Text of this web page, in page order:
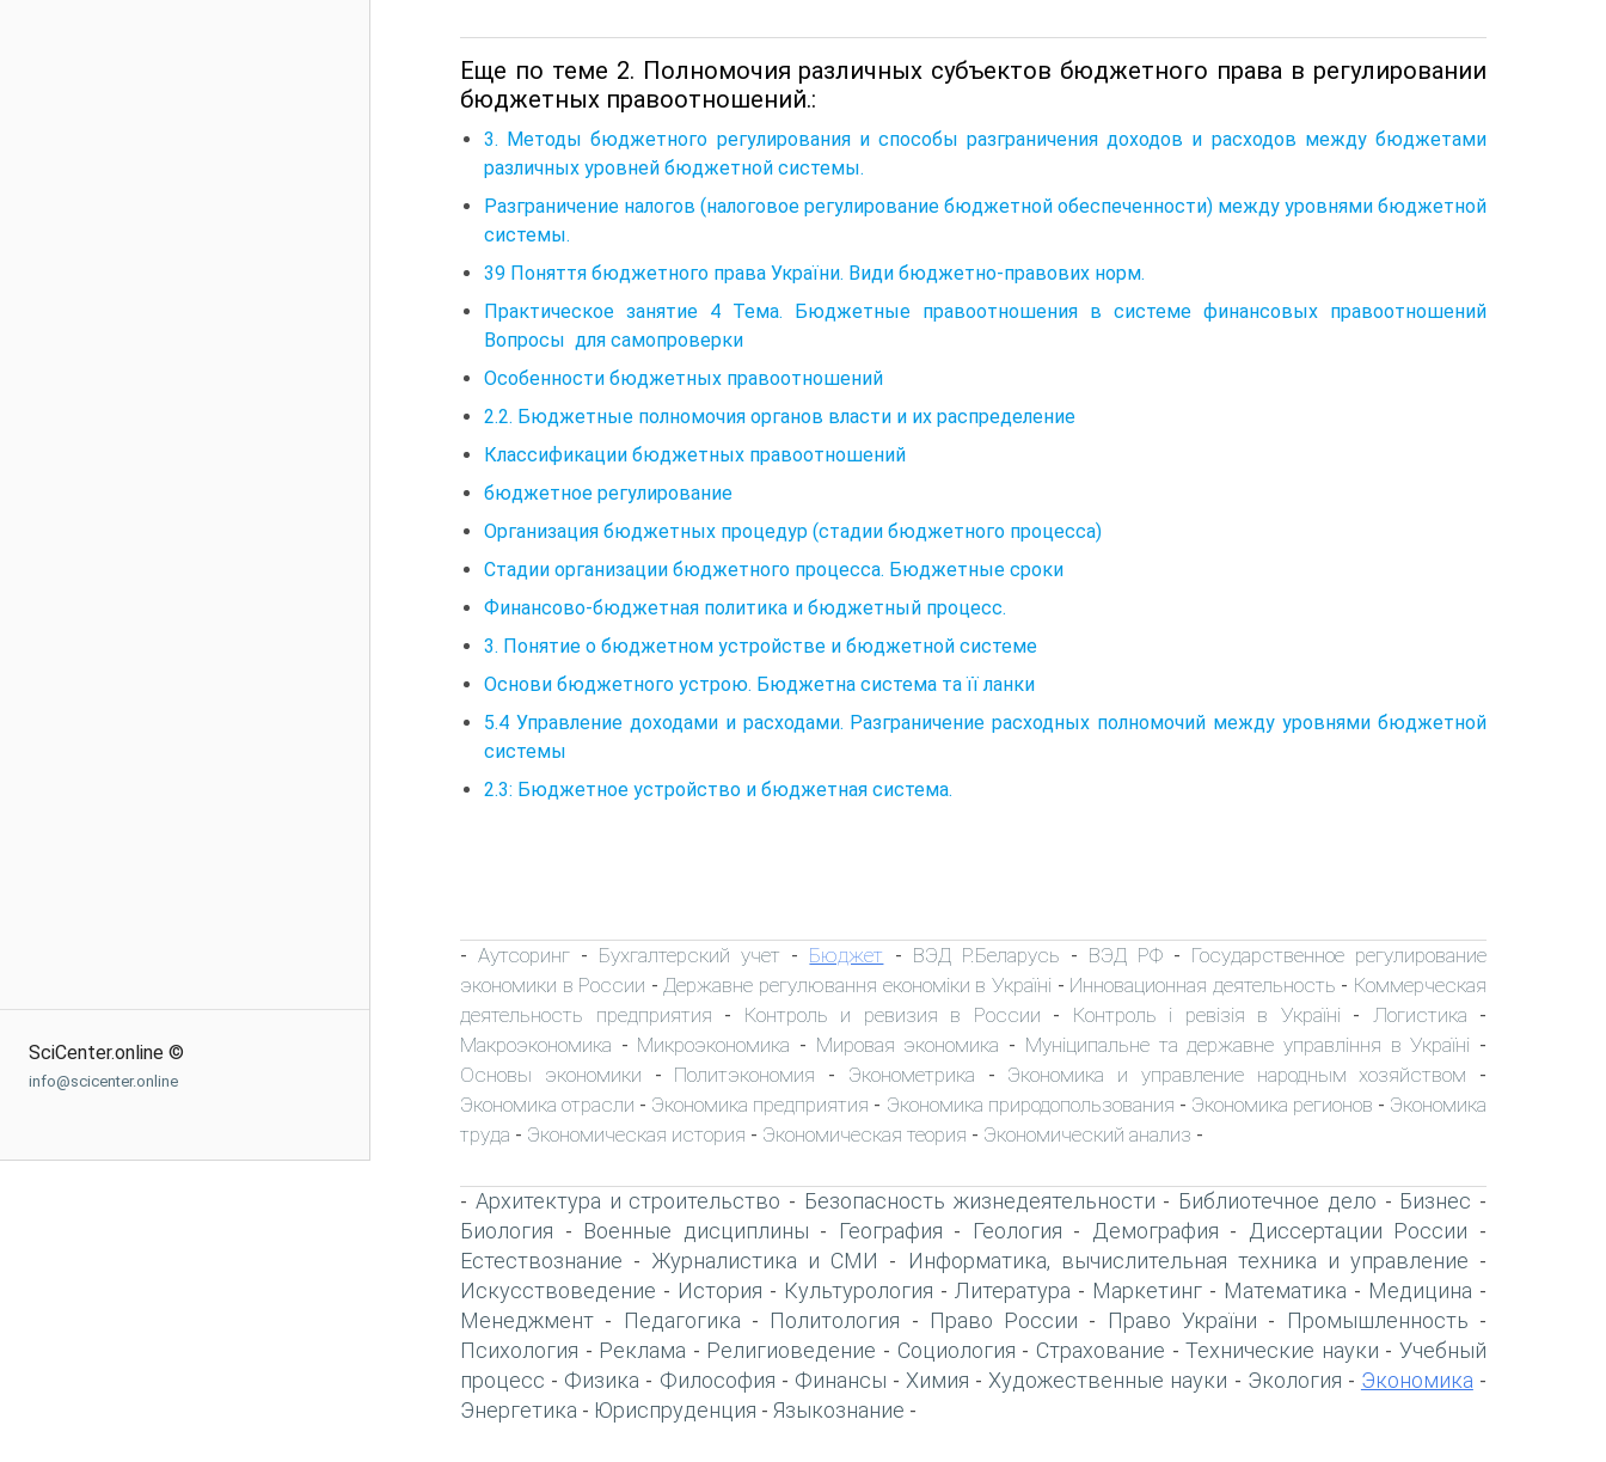
SciCenter.online ©
info@scicenter.online
Еще по теме 2. Полномочия различных субъектов бюджетного права в регулировании
бюджетных правоотношений.:
3. Методы бюджетного регулирования и способы разграничения доходов и расходов между бюджетами
различных уровней бюджетной системы.
Разграничение налогов (налоговое регулирование бюджетной обеспеченности) между уровнями бюджетной
системы.
39 Поняття бюджетного права України. Види бюджетно-правових норм.
Практическое занятие 4 Тема. Бюджетные правоотношения в системе финансовых правоотношений
Вопросы для самопроверки
Особенности бюджетных правоотношений
2.2. Бюджетные полномочия органов власти и их распределение
Классификации бюджетных правоотношений
бюджетное регулирование
Организация бюджетных процедур (стадии бюджетного процесса)
Стадии организации бюджетного процесса. Бюджетные сроки
Финансово-бюджетная политика и бюджетный процесс.
3. Понятие о бюджетном устройстве и бюджетной системе
Основи бюджетного устрою. Бюджетна система та її ланки
5.4 Управление доходами и расходами. Разграничение расходных полномочий между уровнями бюджетной
системы
2.3: Бюджетное устройство и бюджетная система.
-Аутсоринг - Бухгалтерский учет - Бюджет - ВЭД Р.Беларусь - ВЭД РФ- Государственное регулирование
экономики в России - Державне регулювання економіки в Україні - Инновационная деятельность - Коммерческая
деятельность предприятия - Контроль и ревизия в России - Контроль і ревізія в Україні - Логистика -
Макроэкономика - Микроэкономика - Мировая экономика - Муніципальне та державне управління в Україні -
Основы экономики - Политэкономия - Эконометрика - Экономика и управление народным хозяйством -
Экономика отрасли - Экономика предприятия - Экономика природопользования - Экономика регионов - Экономика
труда - Экономическая история - Экономическая теория - Экономический анализ -
- Архитектура и строительство - Безопасность жизнедеятельности - Библиотечное дело - Бизнес -
Биология - Военные дисциплины - География - Геология - Демография - Диссертации России -
Естествознание - Журналистика и СМИ - Информатика, вычислительная техника и управление -
Искусствоведение - История - Культурология - Литература - Маркетинг - Математика - Медицина -
Менеджмент - Педагогика - Политология - Право России - Право України - Промышленность -
Психология - Реклама - Религиоведение - Социология - Страхование -Технические науки -Учебный
процесс - Физика - Философия - Финансы - Химия - Художественные науки - Экология - Экономика -
Энергетика - Юриспруденция - Языкознание -